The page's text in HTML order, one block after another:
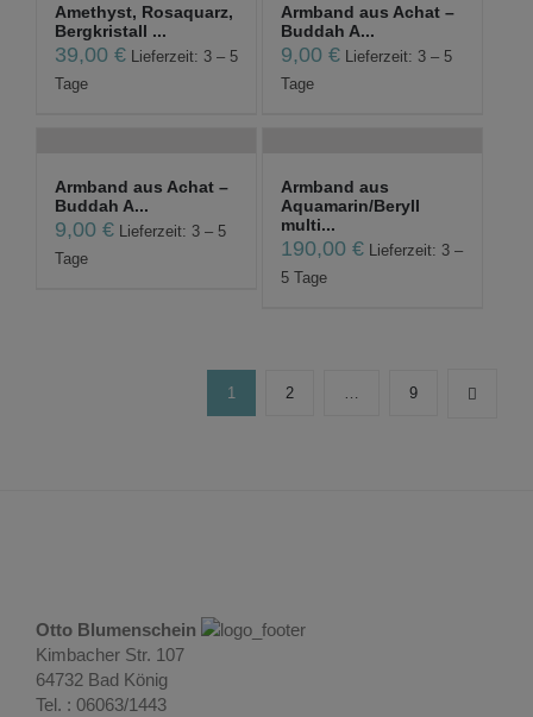
Amethyst, Rosaquarz,
Bergkristall ...
39,00 €
Lieferzeit: 3 – 5
Tage
Armband aus Achat –
Buddah A...
9,00€
Lieferzeit: 3 – 5
Tage
Armband aus Achat –
Buddah A...
9,00 €
Lieferzeit: 3 – 5
Tage
Armband aus
Aquamarin/Beryll
multi...
190,00€
Lieferzeit: 3 –
5 Tage
1 2 … 9
Otto Blumenschein
Kimbacher Str. 107
64732 Bad König
Tel. : 06063/1443